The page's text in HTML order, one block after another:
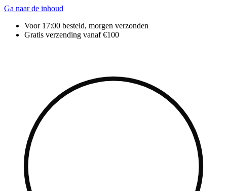
Ga naar de inhoud
Voor 17:00 besteld, morgen verzonden
Gratis verzending vanaf €100